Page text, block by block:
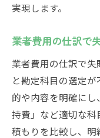
実現します。
業者費用の仕訳で
業者費用の仕訳で
と勘定科目の選定
的や内容を明確に
持費」など適切な
積もりを比較し、